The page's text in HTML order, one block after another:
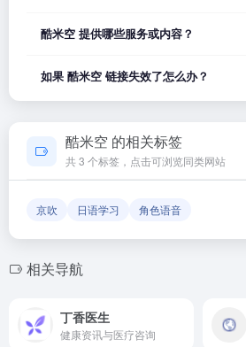
者在浏览器地址栏输入正确的网址。如
试。
酷米空 提供哪些服务或内容？
平台，致力于帮助用户发现和整理优质
内容与服务由该网站运营方负责。
如果 酷米空 链接失效了怎么办？
如果发现链接无法打开或内容已变更，
确保导航链接的准确性和有效性。
酷米空 的相关标签
共 3 个标签，点击可浏览同类网站
京吹 日语学习 角色语音
相关导航
丁香医生
健康资讯与医疗咨询